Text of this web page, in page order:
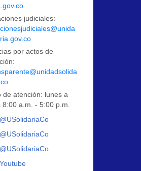
judiciales:
por actos de
de atención: lunes a
8:00 a.m. - 5:00 p.m.
@USolidariaCo
@USolidariaCo
@USolidariaCo
Youtube